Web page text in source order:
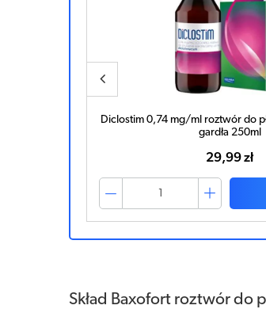
Diclostim 0,74 mg/ml roztwór do
gardła 250ml
29,99 zł
Skład Baxofort roztwór do